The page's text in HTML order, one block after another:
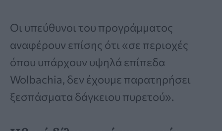
Οι υπεύθυνοι του προγράμματος
αναφέρουν επίσης ότι «σε περιοχές
όπου υπάρχουν υψηλά επίπεδα
Wolbachia, δεν έχουμε παρατηρήσει
ξεσπάσματα δάγκειου πυρετού».